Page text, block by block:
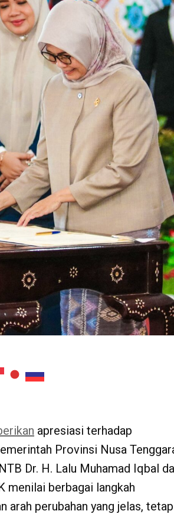
apresiasi terhadap
Provinsi Nusa
Dr. H. Lalu Muhamad Iqbal
menilai berbagai langkah
arah perubahan yang jelas,